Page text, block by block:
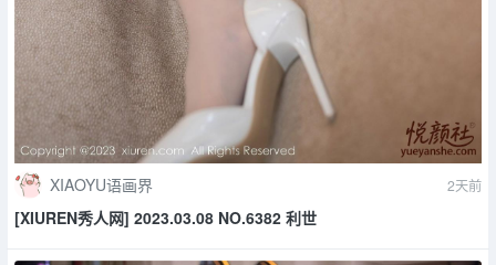
XIAOYU语画界 2天前
[XIUREN秀人网] 2023.03.08 NO.6382 利世